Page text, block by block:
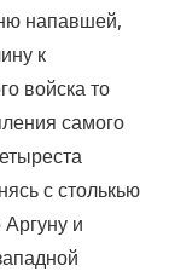
напавшей,
к
войска то
самого
с столькью
и